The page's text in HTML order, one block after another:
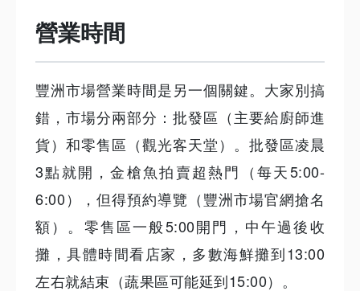
營業時間
豐洲市場營業時間是另一個關鍵。大家別搞
錯，市場分兩部分：批發區（主要給廚師進
貨）和零售區（觀光客天堂）。批發區凌晨
3點就開，金槍魚拍賣超熱門（每天5:00-
6:00），但得預約導覽（豐洲市場官網搶名
額）。零售區一般5:00開門，中午過後收
攤，具體時間看店家，多數海鮮攤到13:00
左右就結束（蔬果區可能延到15:00）。